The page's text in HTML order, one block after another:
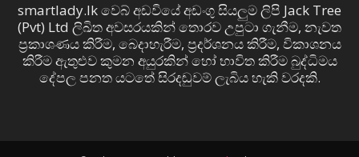
smartlady.lk වෙබ් අඩවියේ අඩංගු සියලුම ලිපි Jack Tree
(Pvt) Ltd ලිඛිත අවසරයකින් තොරව උපුටා ගැනීම, නැවත
ප්‍රකාශණය කිරීම, බෙදාහැරීම, ප්‍රදර්ශනය කිරීම, විකාශනය
කිරීම ඇතුළුව කුමන අයුරකින් හෝ භාවිත කිරීම බුද්ධිමය
දේපල පනත යටතේ සිරදඬුවම් ලැබිය හැකි වරදකි.